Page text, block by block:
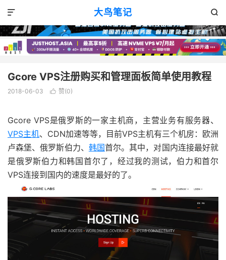
大鸟笔记 

VPS评测
Gcore VPS注册购买和管理面板简单使用教程
2018-06-03  赞(0)
Gcore VPS是俄罗斯的一家主机商，主营业务有服务器、
VPS主机、CDN加速等等，目前VPS主机有三个机房：欧洲
卢森堡、俄罗斯伯力、 韩国首尔。其中，对国内连接最好就
是俄罗斯伯力和韩国首尔了，经过我的测试，伯力和首尔
VPS连接到国内的速度是最好的了。